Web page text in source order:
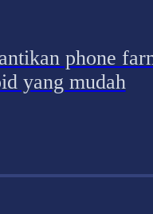
phone
yang mudah